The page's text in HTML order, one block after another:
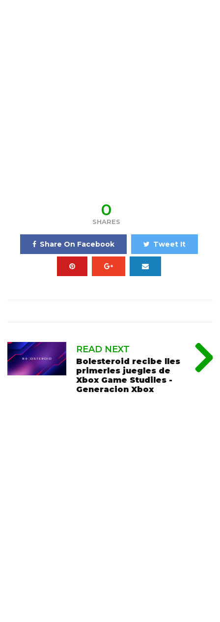
0
SHARES
Share On Facebook Tweet It
READ NEXT
Bolesteroid recibe lles
primerles juegles de
Xbox Game Studiles -
Generacion Xbox